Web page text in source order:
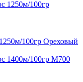
100гр Ореховый